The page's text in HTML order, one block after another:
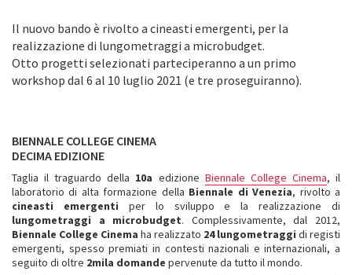
Il nuovo bando è rivolto a cineasti emergenti, per la
realizzazione di lungometraggi a microbudget.
Otto progetti selezionati parteciperanno a un primo
workshop dal 6 al 10 luglio 2021 (e tre proseguiranno).
BIENNALE COLLEGE CINEMA
DECIMA EDIZIONE
Taglia il traguardo della 10a edizione Biennale College Cinema, il
laboratorio di alta formazione della Biennale di Venezia, rivolto a
cineasti emergenti per lo sviluppo e la realizzazione di
lungometraggi a microbudget. Complessivamente, dal 2012,
Biennale College Cinema ha realizzato 24 lungometraggi di registi
emergenti, spesso premiati in contesti nazionali e internazionali, a
seguito di oltre 2mila domande pervenute da tutto il mondo.